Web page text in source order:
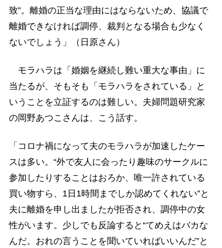
致”。離婚の正当な理由にはならないため、協議で
離婚できなければ調停、裁判となる場合も少なく
ないでしょう」（日原さん）
モラハラは「婚姻を継続し難い重大な事由」に
当たるが、そもそも「モラハラをされている」と
いうことを立証するのは難しい。夫婦問題研究家
の岡野あつこさんは、こう話す。
「コロナ禍になって夫のモラハラが加速したケー
スは多い。“外で友人に会ったり趣味のサークルに
参加したりすることはおろか、唯一許されている
買い物すら、1日1時間までしか認めてくれない”と
夫に離婚を申し出ましたが拒否され、調停中の女
性がいます。少しでも反論すると“てめえはバカな
んだ。おれの言うことを聞いていればいいんだ”と